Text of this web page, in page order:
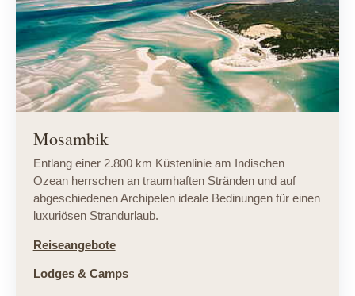
Mosambik
Entlang einer 2.800 km Küstenlinie am Indischen
Ozean herrschen an traumhaften Stränden und auf
abgeschiedenen Archipelen ideale Bedinungen für einen
luxuriösen Strandurlaub.
Reiseangebote
Lodges & Camps